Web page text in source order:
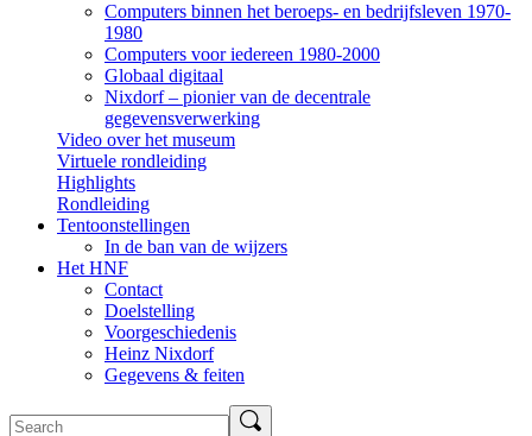
Computers binnen het beroeps- en bedrijfsleven 1970-
1980
Computers voor iedereen 1980-2000
Globaal digitaal
Nixdorf – pionier van de decentrale
gegevensverwerking
Video over het museum
Virtuele rondleiding
Highlights
Rondleiding
Tentoonstellingen
In de ban van de wijzers
Het HNF
Contact
Doelstelling
Voorgeschiedenis
Heinz Nixdorf
Gegevens & feiten